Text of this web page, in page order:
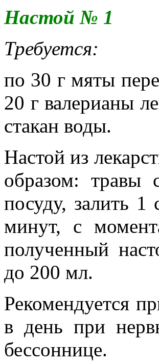
Настой № 1
Требуется:
по 30 г мяты
20 г валерианы
стакан воды.
Настой из
образом: травы
посуду, залить
минут, с
полученный
до 200 мл.
Рекомендуется
в день при
бессоннице.